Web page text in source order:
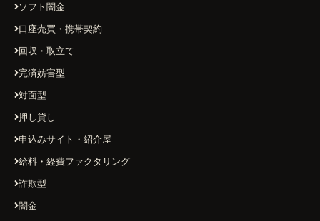
ソフト闇金
口座売買・携帯契約
回収・取立て
完済妨害型
対面型
押し貸し
申込みサイト・紹介屋
給料・経費ファクタリング
詐欺型
闇金